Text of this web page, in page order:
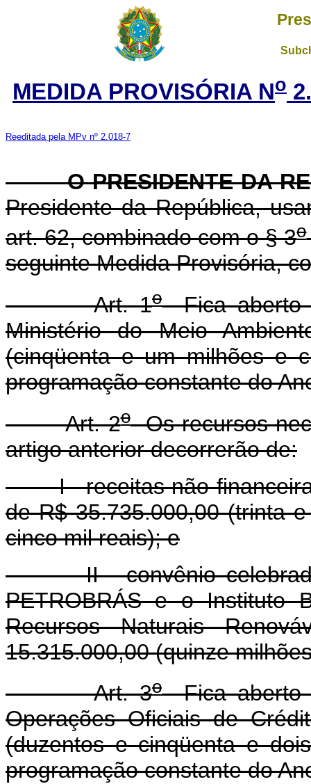
MEDIDA PROVISÓRIA No
Reeditada pela MPv nº 2.018-7
O PRESIDENTE DA
Presidente da República,
art. 62, combinado com o § 3o
seguinte Medida Provisória,
Art. 1oFica aberto
Ministério do Meio
(cinqüenta e um milhões e
programação constante do
Art. 2oOs recursos
artigo anterior decorrerão de:
I - receitas não-financeiras
de R$ 35.735.000,00 (trinta
cinco mil reais); e
II - convênio celebrado
PETROBRÁS e o Instituto
Recursos Naturais
15.315.000,00 (quinze
Art. 3oFica aberto
Operações Oficiais de
(duzentos e cinqüenta e
programação constante do